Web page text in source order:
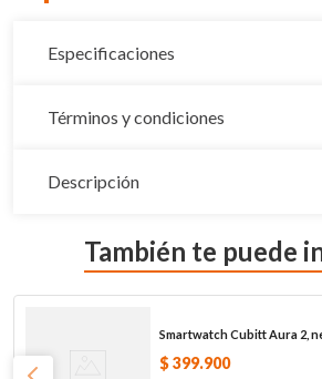
Especificaciones
Términos y condiciones
Descripción
También te puede
Smartwatch Cubitt Aura 2,
$ 399.900